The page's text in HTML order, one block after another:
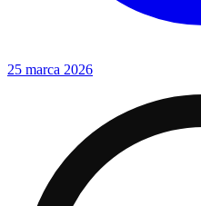
25 marca 2026